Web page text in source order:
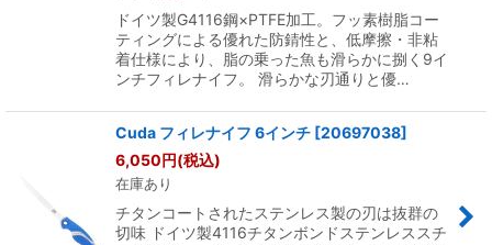
ドイツ製G4116鋼×PTFE加工。フッ素樹脂コー
ティングによる優れた防錆性と、低摩擦・非粘
着仕様により、脂の乗った魚も滑らかに捌く9イ
ンチフィレナイフ。 滑らかな刃通りと優…
Cuda フィレナイフ 6インチ [20697038]
6,050円(税込)
在庫あり
チタンコートされたステンレス製の刃は抜群の
切味 ドイツ製4116チタンボンドステンレススチ